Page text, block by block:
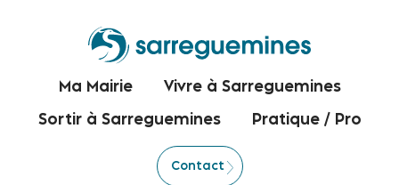
Ma Mairie Vivre à Sarreguemines
Sortir à Sarreguemines Pratique / Pro
Contact